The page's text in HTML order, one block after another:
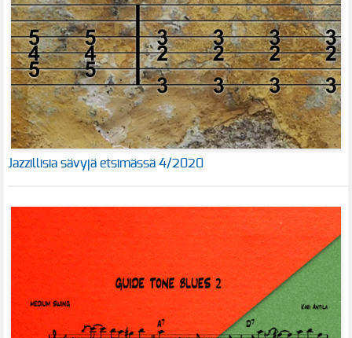
Jazzillisia sävyjä etsimässä 4/2020